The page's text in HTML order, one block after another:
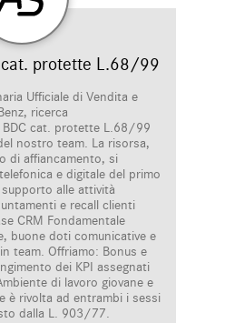
cat. protette L.68/99
Ufficiale di Vendita e
ricerca
cat. protette L.68/99
nostro team. La risorsa,
di affiancamento, si
e digitale del primo
alle attività
e recall clienti
CRM Fondamentale
buone doti comunicative e
team. Offriamo: Bonus e
dei KPI assegnati
di lavoro giovane e
è rivolta ad entrambi i sessi
dalla L. 903/77.